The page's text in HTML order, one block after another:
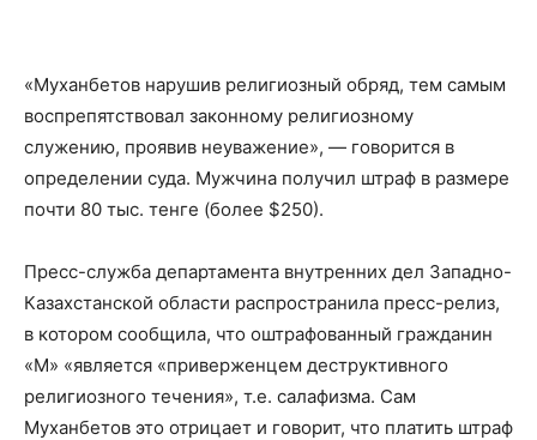
«Муханбетов нарушив религиозный обряд, тем самым
воспрепятствовал законному религиозному
служению, проявив неуважение», — говорится в
определении суда. Мужчина получил штраф в размере
почти 80 тыс. тенге (более $250).
Пресс-служба департамента внутренних дел Западно-
Казахстанской области распространила пресс-релиз,
в котором сообщила, что оштрафованный гражданин
«М» «является «приверженцем деструктивного
религиозного течения», т.е. салафизма. Сам
Муханбетов это отрицает и говорит, что платить штраф